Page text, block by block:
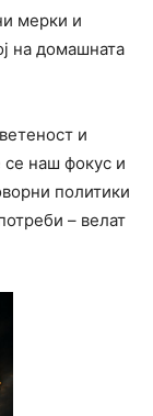
мерки и
на домашната
и
се наш фокус и
политики
– велат